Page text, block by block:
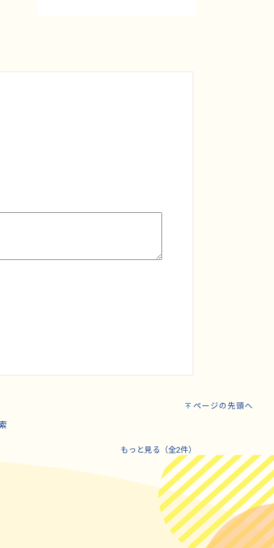
ページの先頭へ
もっと見る（全2件）